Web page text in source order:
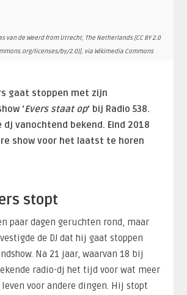
van de Weerd from Utrecht, The Netherlands [CC BY 2.0
licenses/by/2.0)], via Wikimedia Commons
gaat stoppen met zijn
‘Evers staat op‘ bij Radio 538.
dj vanochtend bekend. Eind 2018
show voor het laatst te horen
stopt
paar dagen geruchten rond, maar
de DJ dat hij gaat stoppen
Na 21 jaar, waarvan 18 bij
radio-dj het tijd voor wat meer
voor andere dingen. Hij stopt